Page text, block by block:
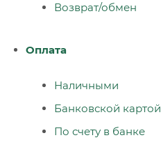
Возврат/обмен
Оплата
Наличными
Банковской картой
По счету в банке